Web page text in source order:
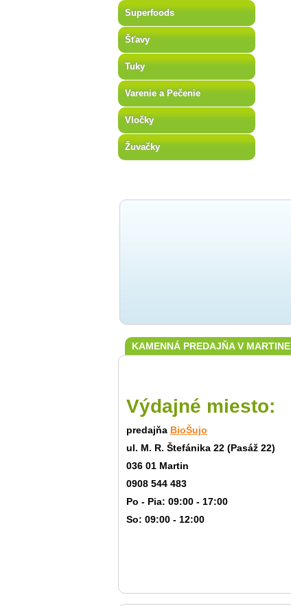
Superfoods
Šťavy
Tuky
Varenie a Pečenie
Vločky
Žuvačky
KAMENNÁ PREDAJŇA V MARTINE
Výdajné miesto:
predajňa BioŠujo
ul. M. R. Štefánika 22 (Pasáž 22)
036 01 Martin
0908 544 483
Po - Pia: 09:00 - 17:00
So: 09:00 - 12:00